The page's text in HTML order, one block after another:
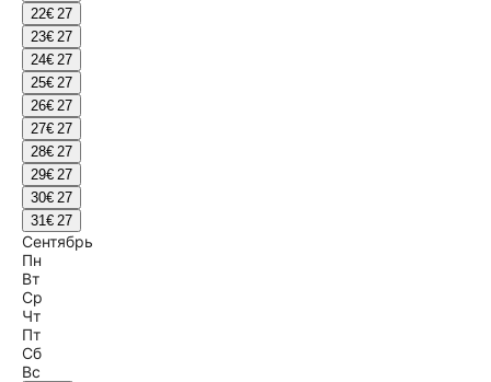
22€ 27
23€ 27
24€ 27
25€ 27
26€ 27
27€ 27
28€ 27
29€ 27
30€ 27
31€ 27
Сентябрь
Пн
Вт
Ср
Чт
Пт
Сб
Вс